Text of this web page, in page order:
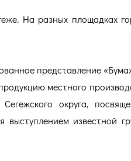
На разных площадках
представление
местного
округа,
выступлением известной